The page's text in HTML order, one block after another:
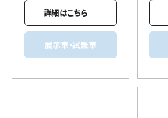
詳細はこちら
展示車・試乗車